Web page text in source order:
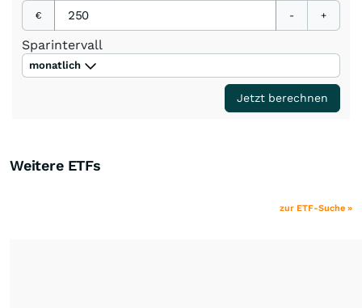
€ - +
Sparintervall
monatlich
Jetzt berechnen
Weitere ETFs
zur ETF-Suche »